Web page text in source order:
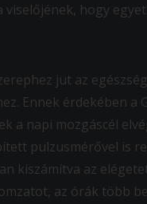
hogy
jut az
Ennek érdekében
a napi mozgáscél
pulzusmérővel is
kiszámítva az
az órák több